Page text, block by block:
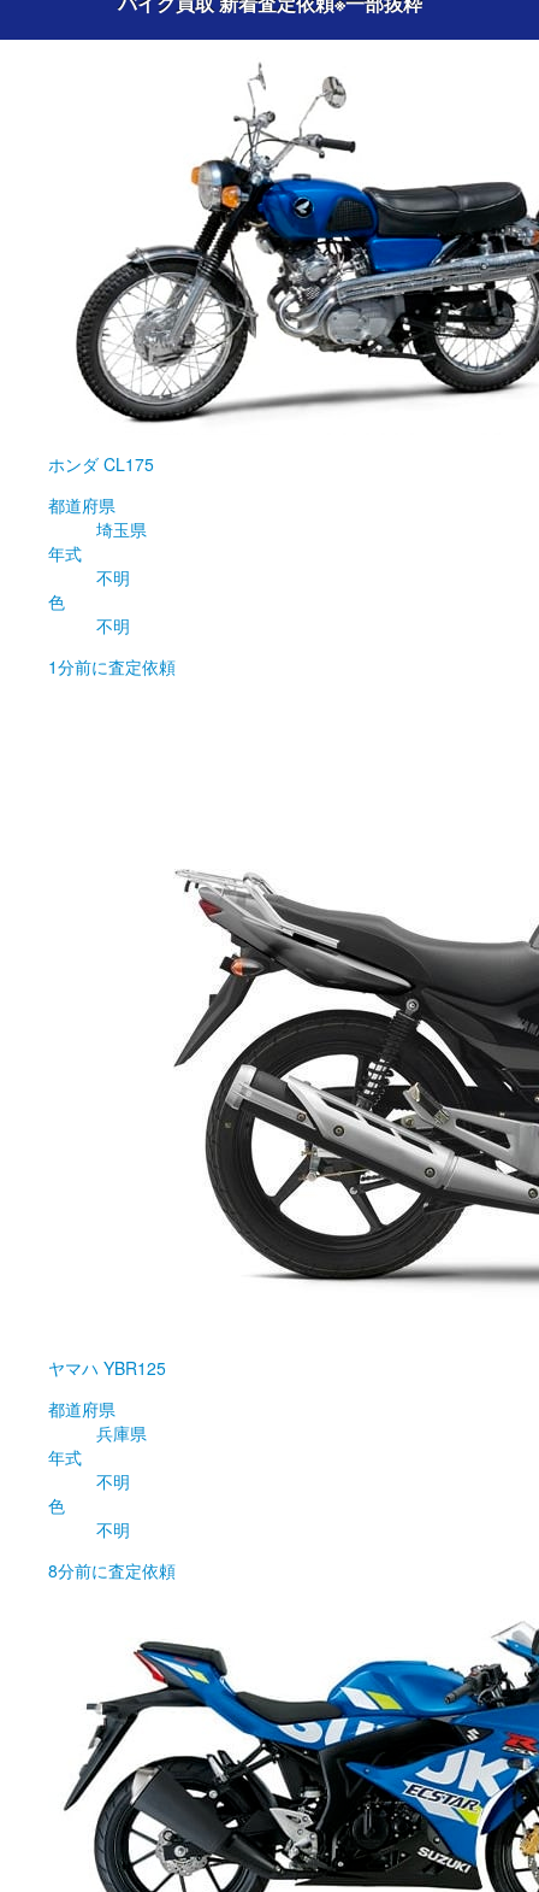
ホンダ CL175
都道府県
埼玉県
年式
不明
色
不明
1分前に査定依頼
ヤマハ YBR125
都道府県
兵庫県
年式
不明
色
不明
8分前に査定依頼